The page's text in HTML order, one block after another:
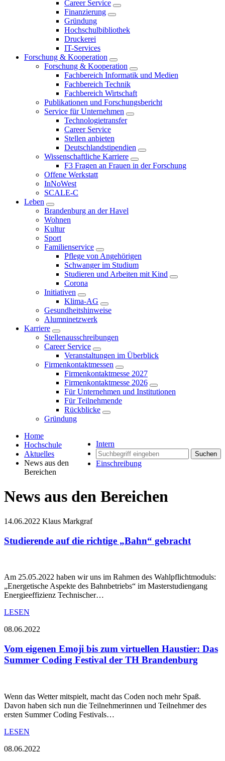
Career Service
Finanzierung
Gründung
Hochschulbibliothek
Druckerei
IT-Services
Forschung & Kooperation
Forschung & Kooperation
Fachbereich Informatik und Medien
Fachbereich Technik
Fachbereich Wirtschaft
Publikationen und Forschungsbericht
Service für Unternehmen
Technologietransfer
Career Service
Stellen anbieten
Deutschlandstipendien
Wissenschaftliche Karriere
F3 Fragen an Frauen in der Forschung
Offene Werkstatt
InNoWest
SCALE-C
Leben
Brandenburg an der Havel
Wohnen
Kultur
Sport
Familienservice
Pflege von Angehörigen
Schwanger im Studium
Studieren und Arbeiten mit Kind
Corona
Initiativen
Klima-AG
Gesundheitshinweise
Alumninetzwerk
Karriere
Stellenausschreibungen
Career Service
Veranstaltungen im Überblick
Firmenkontaktmessen
Firmenkontaktmesse 2027
Firmenkontaktmesse 2026
Für Unternehmen und Institutionen
Für Teilnehmende
Rückblicke
Gründung
Intern
Suchen
Einschreibung
Home
Hochschule
Aktuelles
News aus den
Bereichen
News aus den Bereichen
14.06.2022 Klaus Markgraf
Studierende auf die richtige „Bahn“ gebracht
Am 25.05.2022 haben wir uns im Rahmen des Wahlpflichtmoduls:
„Energetische Aspekte des Bahnbetriebs“ im Masterstudiengang
Energieeffizienz Technischer…
LESEN
08.06.2022
Vom eigenen Emoji bis zum virtuellen Haustier: Das
Summer Coding Festival der TH Brandenburg
Wenn das Wetter mitspielt, macht das Coden noch mehr Spaß.
Davon haben sich nun die Teilnehmerinnen und Teilnehmer des
ersten Summer Coding Festivals…
LESEN
08.06.2022